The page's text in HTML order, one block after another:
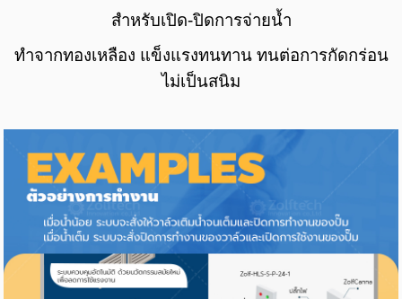
สำหรับเปิด-ปิดการจ่ายน้ำ
ทำจากทองเหลือง แข็งแรงทนทาน ทนต่อการกัดกร่อน
ไม่เป็นสนิม